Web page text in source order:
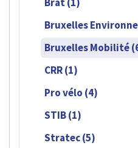
Bruxelles
Bruxelles Mobilité
CRR (1)
Pro vélo (4)
STIB (1)
Stratec (5)